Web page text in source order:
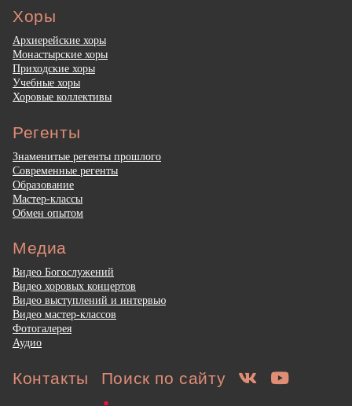
Хоры
Архиерейские хоры
Монастырские хоры
Приходские хоры
Учебные хоры
Хоровые коллективы
Регенты
Знаменитые регенты прошлого
Современные регенты
Образование
Мастер-классы
Обмен опытом
Медиа
Видео Богослужений
Видео хоровых концертов
Видео выступлений и интервью
Видео мастер-классов
Фотогалерея
Аудио
Контакты Поиск по сайту